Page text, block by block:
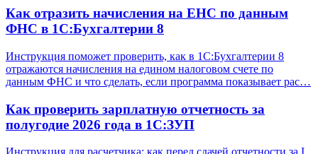
Как отразить начисления на ЕНС по данным
ФНС в 1С:Бухгалтерии 8
Инструкция поможет проверить, как в 1С:Бухгалтерии 8
отражаются начисления на едином налоговом счете по
данным ФНС и что сделать, если программа показывает рас…
Как проверить зарплатную отчетность за
полугодие 2026 года в 1С:ЗУП